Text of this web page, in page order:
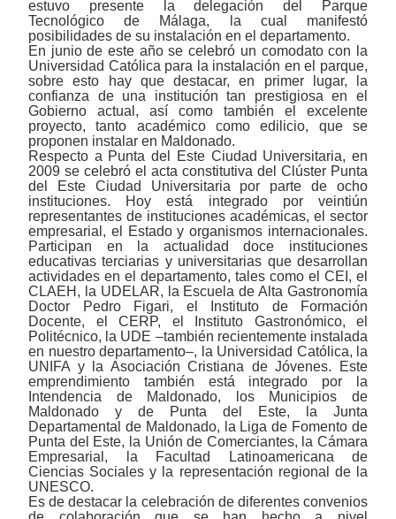
estuvo presente la delegación del Parque
Tecnológico de Málaga, la cual manifestó
posibilidades de su instalación en el departamento.
En junio de este año se celebró un comodato con la
Universidad Católica para la instalación en el parque,
sobre esto hay que destacar, en primer lugar, la
confianza de una institución tan prestigiosa en el
Gobierno actual, así como también el excelente
proyecto, tanto académico como edilicio, que se
proponen instalar en Maldonado.
Respecto a Punta del Este Ciudad Universitaria, en
2009 se celebró el acta constitutiva del Clúster Punta
del Este Ciudad Universitaria por parte de ocho
instituciones. Hoy está integrado por veintiún
representantes de instituciones académicas, el sector
empresarial, el Estado y organismos internacionales.
Participan en la actualidad doce instituciones
educativas terciarias y universitarias que desarrollan
actividades en el departamento, tales como el CEI, el
CLAEH, la UDELAR, la Escuela de Alta Gastronomía
Doctor Pedro Figari, el Instituto de Formación
Docente, el CERP, el Instituto Gastronómico, el
Politécnico, la UDE ‒también recientemente instalada
en nuestro departamento‒, la Universidad Católica, la
UNIFA y la Asociación Cristiana de Jóvenes. Este
emprendimiento también está integrado por la
Intendencia de Maldonado, los Municipios de
Maldonado y de Punta del Este, la Junta
Departamental de Maldonado, la Liga de Fomento de
Punta del Este, la Unión de Comerciantes, la Cámara
Empresarial, la Facultad Latinoamericana de
Ciencias Sociales y la representación regional de la
UNESCO.
Es de destacar la celebración de diferentes convenios